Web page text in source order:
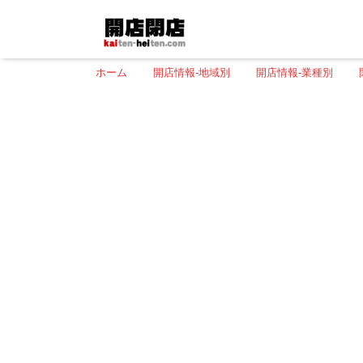
ホーム 開店情報-地域別 開店情報-業種別